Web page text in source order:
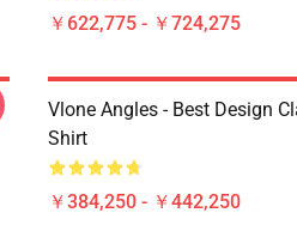
￥622,775 - ￥724,275
Vlone Angles - Best Design
Shirt
￥384,250 - ￥442,250